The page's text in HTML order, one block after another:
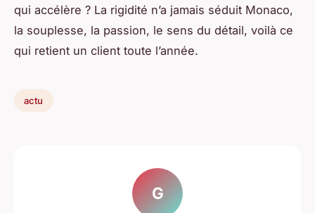
qui accélère ? La rigidité n’a jamais séduit Monaco,
la souplesse, la passion, le sens du détail, voilà ce
qui retient un client toute l’année.
actu
G